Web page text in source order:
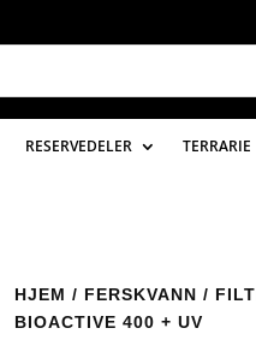
RESERVEDELER TERRARIE
HJEM / FERSKVANN /
BIOACTIVE 400 + UV